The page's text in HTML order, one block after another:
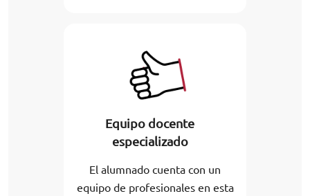
Equipo docente
especializado
El alumnado cuenta con un
equipo de profesionales en esta